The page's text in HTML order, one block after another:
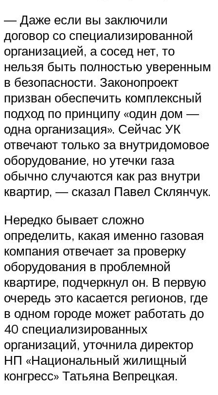
— Даже если вы заключили
договор со специализированной
организацией, а сосед нет, то
нельзя быть полностью уверенным
в безопасности. Законопроект
призван обеспечить комплексный
подход по принципу «один дом —
одна организация». Сейчас УК
отвечают только за внутридомовое
оборудование, но утечки газа
обычно случаются как раз внутри
квартир, — сказал Павел Склянчук.
Нередко бывает сложно
определить, какая именно газовая
компания отвечает за проверку
оборудования в проблемной
квартире, подчеркнул он. В первую
очередь это касается регионов, где
в одном городе может работать до
40 специализированных
организаций, уточнила директор
НП «Национальный жилищный
конгресс» Татьяна Вепрецкая.